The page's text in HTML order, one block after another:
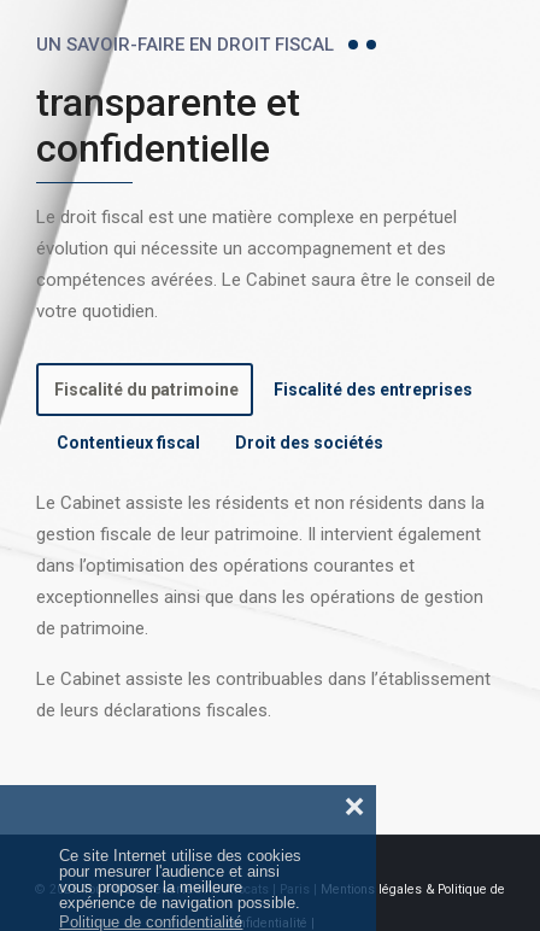
Ce site Internet utilise des cookies
pour mesurer l'audience et ainsi
vous proposer la meilleure
expérience de navigation possible.
Politique de confidentialité
❌
UN SAVOIR-FAIRE EN DROIT FISCAL
transparente et
confidentielle
Le droit fiscal est une matière complexe en perpétuel
évolution qui nécessite un accompagnement et des
compétences avérées. Le Cabinet saura être le conseil de
votre quotidien.
Fiscalité du patrimoine Fiscalité des entreprises
Contentieux fiscal Droit des sociétés
Le Cabinet assiste les résidents et non résidents dans la
gestion fiscale de leur patrimoine. Il intervient également
dans l’optimisation des opérations courantes et
exceptionnelles ainsi que dans les opérations de gestion
de patrimoine.
Le Cabinet assiste les contribuables dans l’établissement
de leurs déclarations fiscales.
© 2026 Tous droits réservés AJ Avocats | Paris | Mentions légales & Politique de
confidentialité |